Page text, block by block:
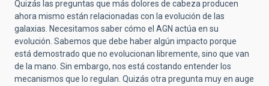
Quizás las preguntas que más dolores de cabeza producen
ahora mismo están relacionadas con la evolución de las
galaxias. Necesitamos saber cómo el AGN actúa en su
evolución. Sabemos que debe haber algún impacto porque
está demostrado que no evolucionan libremente, sino que van
de la mano. Sin embargo, nos está costando entender los
mecanismos que lo regulan. Quizás otra pregunta muy en auge